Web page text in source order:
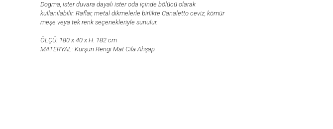
Dogma, ister duvara dayalı ister oda içinde bölücü olarak
kullanılabilir. Raflar, metal dikmelerle birlikte Canaletto ceviz, kömür
meşe veya tek renk seçenekleriyle sunulur.
ÖLÇÜ: 180 x 40 x H. 182 cm
MATERYAL: Kurşun Rengi Mat Cila Ahşap